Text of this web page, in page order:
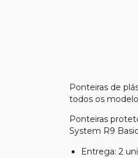
Ponteiras de
todos os
Ponteiras
System R9
Entrega: 2